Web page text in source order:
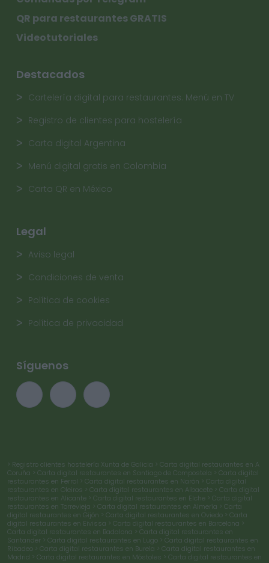
QR para restaurantes GRATIS
Videotutoriales
Destacados
Cartelería digital para restaurantes. Menú en TV
Registro de clientes para hostelería
Carta digital Argentina
Menú digital gratis en Colombia
Carta QR en México
Legal
Aviso legal
Condiciones de venta
Política de cookies
Política de privacidad
Síguenos
> Registro clientes hostelería Xunta de Galicia > Carta digital restaurantes en A
Coruña > Carta digital restaurantes en Santiago de Compostela > Carta digital
restaurantes en Ferrol > Carta digital restaurantes en Narón > Carta digital
restaurantes en Oleiros > Carta digital restaurantes en Albacete > Carta digital
restaurantes en Alicante > Carta digital restaurantes en Elche > Carta digital
restaurantes en Torrevieja > Carta digital restaurantes en Almería > Carta
digital restaurantes en Gijón > Carta digital restaurantes en Oviedo > Carta
digital restaurantes en Eivissa > Carta digital restaurantes en Barcelona >
Carta digital restaurantes en Badalona > Carta digital restaurantes en
Santander > Carta digital restaurantes en Lugo > Carta digital restaurantes en
Ribadeo > Carta digital restaurantes en Burela > Carta digital restaurantes en
Madrid > Carta digital restaurantes en Móstoles > Carta digital restaurantes en